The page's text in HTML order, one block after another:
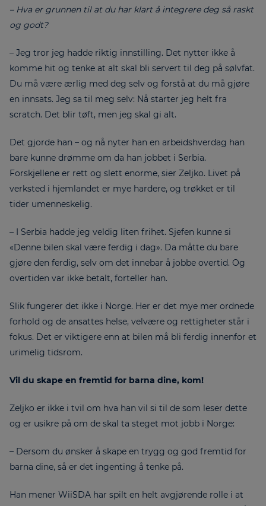
– Hva er grunnen til at du har klart å integrere deg så raskt
og godt?
– Jeg tror jeg hadde riktig innstilling. Det nytter ikke å
komme hit og tenke at alt skal bli servert til deg på sølvfat.
Du må være ærlig med deg selv og forstå at du må gjøre
en innsats. Jeg sa til meg selv: Nå starter jeg helt fra
scratch. Det blir tøft, men jeg skal gi alt.
Det gjorde han – og nå nyter han en arbeidshverdag han
bare kunne drømme om da han jobbet i Serbia.
Forskjellene er rett og slett enorme, sier Zeljko. Livet på
verksted i hjemlandet er mye hardere, og trøkket er til
tider umenneskelig.
– I Serbia hadde jeg veldig liten frihet. Sjefen kunne si
«Denne bilen skal være ferdig i dag». Da måtte du bare
gjøre den ferdig, selv om det innebar å jobbe overtid. Og
overtiden var ikke betalt, forteller han.
Slik fungerer det ikke i Norge. Her er det mye mer ordnede
forhold og de ansattes helse, velvære og rettigheter står i
fokus. Det er viktigere enn at bilen må bli ferdig innenfor et
urimelig tidsrom.
Vil du skape en fremtid for barna dine, kom!
Zeljko er ikke i tvil om hva han vil si til de som leser dette
og er usikre på om de skal ta steget mot jobb i Norge:
– Dersom du ønsker å skape en trygg og god fremtid for
barna dine, så er det ingenting å tenke på.
Han mener WiiSDA har spilt en helt avgjørende rolle i at